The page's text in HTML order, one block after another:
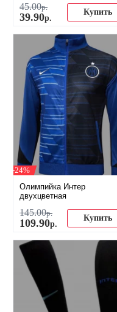
45.00р.
39.90р.
Купить
-24%
Олимпийка Интер
двухцветная
145.00р.
109.90р.
Купить